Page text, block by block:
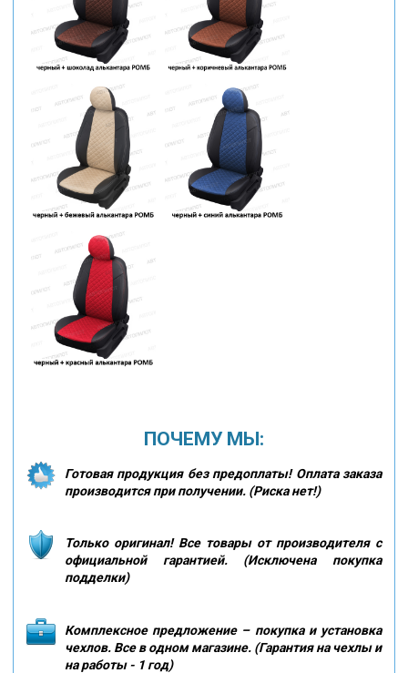
ПОЧЕМУ МЫ:
Готовая продукция без предоплаты! Оплата заказа
производится при получении. (Риска нет!)
Только оригинал! Все товары от производителя с
официальной гарантией. (Исключена покупка
подделки)
Комплексное предложение – покупка и установка
чехлов. Все в одном магазине. (Гарантия на чехлы и
на работы - 1 год)